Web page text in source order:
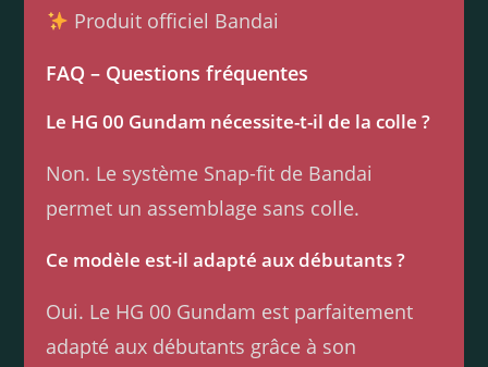
Produit officiel Bandai
FAQ – Questions fréquentes
Le HG 00 Gundam nécessite-t-il de la colle ?
Non. Le système Snap-fit de Bandai
permet un assemblage sans colle.
Ce modèle est-il adapté aux débutants ?
Oui. Le HG 00 Gundam est parfaitement
adapté aux débutants grâce à son